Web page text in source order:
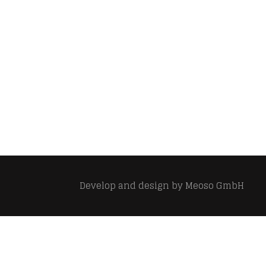
Develop and design byMeoso GmbH